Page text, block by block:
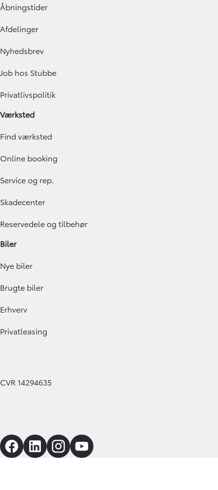
KONTANT (EKSKL. MOMS)
Åbningstider
Afdelinger
Nyhedsbrev
Job hos Stubbe
Privatlivspolitik
Værksted
Find værksted
Online booking
Service og rep.
Skadecenter
Reservedele og tilbehør
Biler
Nye biler
Brugte biler
Erhverv
Privatleasing
CVR 14294635